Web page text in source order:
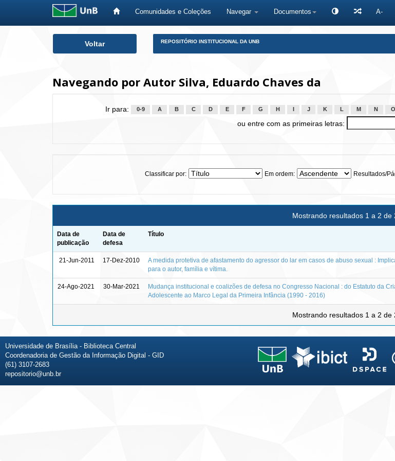
Comunidades e Coleções Navegar Documentos A-
Voltar REPOSITÓRIO INSTITUCIONAL DA UNB
Navegando por Autor Silva, Eduardo Chaves da
Ir para: 0-9 A B C D E F G H J K L M N O
ou entre com as primeiras letras:
Classificar por: Em ordem: Resultados/
Mostrando resultados 1 a 2 de
Data de
publicação
Data de
defesa
Título
21-Jun-2011 17-Dez-2010
A medida protetiva de afastamento do agressor do lar em casos de abuso sexual :
para o autor, família e vítima.
24-Ago-2021 30-Mar-2021
Mudança institucional e coalizões de defesa no Congresso Nacional : do Estatuto da
Adolescente ao Marco Legal da Primeira Infância (1990 - 2016)
Mostrando resultados 1 a 2 de
Universidade de Brasília - Biblioteca Central
Coordenadoria de Gestão da Informação Digital - GID
(61) 3107-2683
repositorio@unb.br